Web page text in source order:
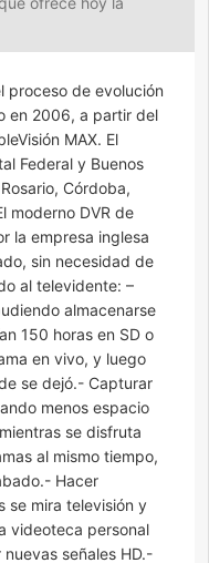
proceso de evolución
en 2006, a partir del
MAX. El
Federal y Buenos
Córdoba,
moderno DVR de
la empresa inglesa
sin necesidad de
al televidente: –
almacenarse
150 horas en SD o
en vivo, y luego
se dejó.- Capturar
menos espacio
se disfruta
al mismo tiempo,
Hacer
se mira televisión y
videoteca personal
señales HD.-